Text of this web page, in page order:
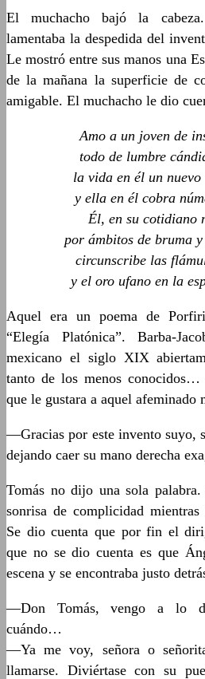
El muchacho bajó la
lamentaba la despedida del
Le mostró entre sus manos una
de la mañana la superficie de
amigable. El muchacho le dio
Amo a un joven de
todo de lumbre
la vida en él un nuevo
y ella en él cobra
Él, en su cotidiano
por ámbitos de bruma
circunscribe las
y el oro ufano en la
Aquel era un poema de
“Elegía Platónica”. Barba-
mexicano el siglo XIX
tanto de los menos
que le gustara a aquel afeminado
—Gracias por este invento suyo,
dejando caer su mano derecha
Tomás no dijo una sola
sonrisa de complicidad
Se dio cuenta que por fin el
que no se dio cuenta es que
escena y se encontraba justo
—Don Tomás, vengo a lo
cuándo…
—Ya me voy, señora o
llamarse. Diviértase con su